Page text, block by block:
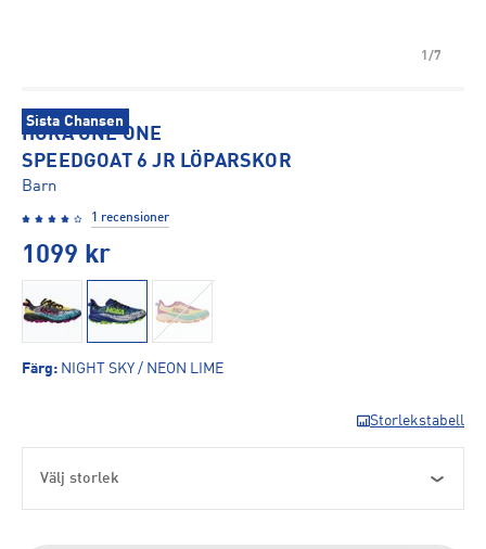
1/7
Sista Chansen
HOKA ONE ONE
SPEEDGOAT 6 JR LÖPARSKOR
Barn
1 recensioner
1099 kr
Färg: NIGHT SKY / NEON LIME
Storlekstabell
Välj storlek